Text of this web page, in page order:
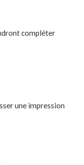
compléter
une impression